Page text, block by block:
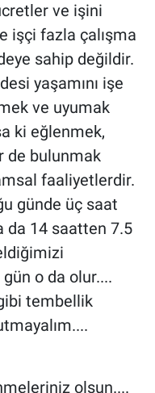
ve işini
işçi fazla çalışma
sahip değildir.
yaşamını işe
ve uyumak
ki eğlenmek,
de bulunmak
faaliyetlerdir.
günde üç saat
da 14 saatten 7.5
o da olur....
tembellik
olsun....